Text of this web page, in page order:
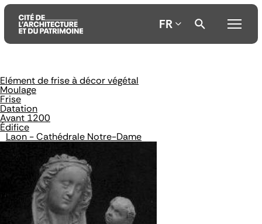
Aller
au
contenu
principal
Aller
au
menu
principal
Aller
à
la
recherche
FR
Elément de frise à décor végétal
Moulage
Frise
Datation
Avant 1200
Édifice
Laon - Cathédrale Notre-Dame